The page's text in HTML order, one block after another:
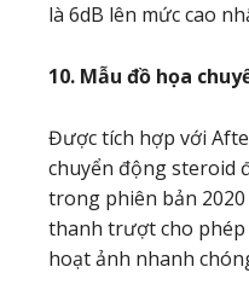
là 6dB lên mức cao
10. Mẫu đồ họa
Được tích hợp với
chuyển động steroid
trong phiên bản 2020
thanh trượt cho phép
hoạt ảnh nhanh